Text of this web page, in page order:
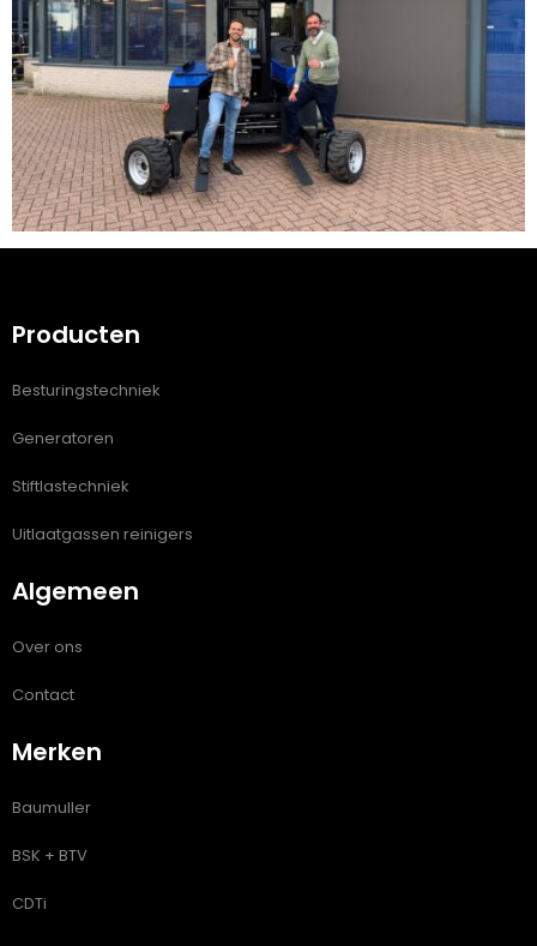
Producten
Besturingstechniek
Generatoren
Stiftlastechniek
Uitlaatgassen reinigers
Algemeen
Over ons
Contact
Merken
Baumuller
BSK + BTV
CDTi